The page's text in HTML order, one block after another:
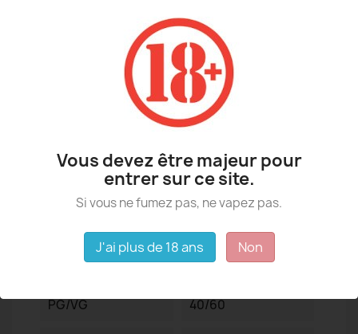
Détails du produit
PG/VG
40/60
Vous devez être majeur pour
entrer sur ce site.
Si vous ne fumez pas, ne vapez pas.
J'ai plus de 18 ans Non